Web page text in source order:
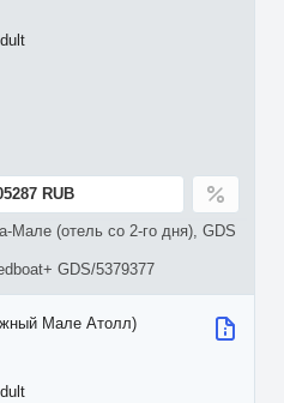
RUB
Мале (отель со 2-го дня), GDS
GDS/5379377
Мале Атолл)